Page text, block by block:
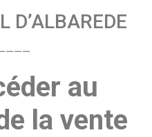
D’ALBAREDE
au
la vente